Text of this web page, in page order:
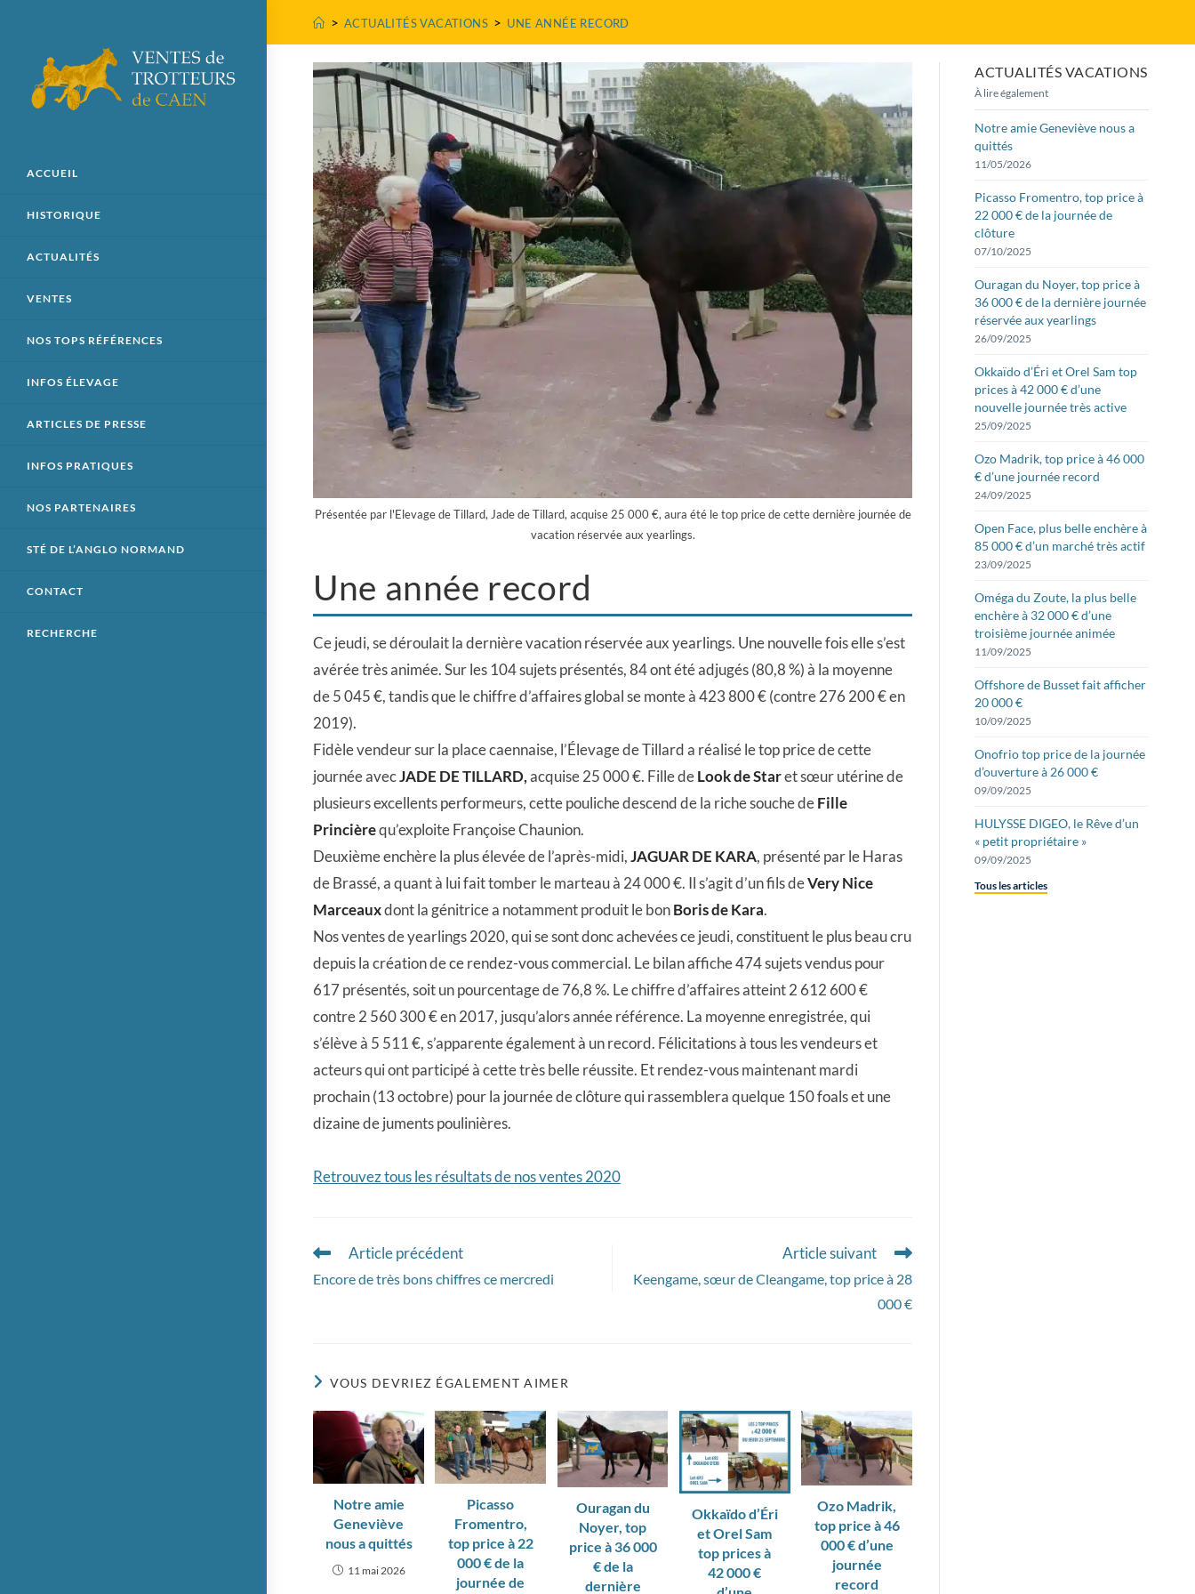
ACCUEIL
HISTORIQUE
ACTUALITÉS
VENTES
NOS TOPS RÉFÉRENCES
INFOS ÉLEVAGE
ARTICLES DE PRESSE
INFOS PRATIQUES
NOS PARTENAIRES
STÉ DE L’ANGLO NORMAND
CONTACT
RECHERCHE
> ACTUALITÉS VACATIONS > UNE ANNÉE RECORD
Présentée par l'Elevage de Tillard, Jade de Tillard, acquise 25 000 €, aura été le top price de cette dernière journée de
vacation réservée aux yearlings.
Une année record
Ce jeudi, se déroulait la dernière vacation réservée aux yearlings. Une nouvelle fois elle s’est
avérée très animée. Sur les 104 sujets présentés, 84 ont été adjugés (80,8 %) à la moyenne
de 5 045 €, tandis que le chiffre d’affaires global se monte à 423 800 € (contre 276 200 € en
2019).
Fidèle vendeur sur la place caennaise, l’Élevage de Tillard a réalisé le top price de cette
journée avecJADE DE TILLARD,acquise 25 000 €. Fille deLook de Staret sœur utérine de
plusieurs excellents performeurs, cette pouliche descend de la riche souche deFille
Princièrequ’exploite Françoise Chaunion.
Deuxième enchère la plus élevée de l’après-midi,JAGUAR DE KARA, présenté par le Haras
de Brassé, a quant à lui fait tomber le marteau à 24 000 €. Il s’agit d’un fils deVery Nice
Marceauxdont la génitrice a notamment produit le bonBoris de Kara.
Nos ventes de yearlings 2020, qui se sont donc achevées ce jeudi, constituent le plus beau cru
depuis la création de ce rendez-vous commercial. Le bilan affiche 474 sujets vendus pour
617 présentés, soit un pourcentage de 76,8 %. Le chiffre d’affaires atteint 2 612 600 €
contre 2 560 300 € en 2017, jusqu’alors année référence. La moyenne enregistrée, qui
s’élève à 5 511 €, s’apparente également à un record. Félicitations à tous les vendeurs et
acteurs qui ont participé à cette très belle réussite. Et rendez-vous maintenant mardi
prochain (13 octobre) pour la journée de clôture qui rassemblera quelque 150 foals et une
dizaine de juments poulinières.
Retrouvez tous les résultats de nos ventes 2020
Read
articles
Article précédent
Encore de très bons chiffres ce mercredi
Article suivant
Keengame, sœur de Cleangame, top price à 28
000 €
VOUS DEVRIEZ ÉGALEMENT AIMER
Notre amie
Geneviève
nous a quittés
11 mai 2026
Picasso
Fromentro,
top price à 22
000 € de la
journée de
Ouragan du
Noyer, top
price à 36 000
€ de la
dernière
Okkaïdo d’Éri
et Orel Sam
top prices à
42 000 €
Ozo Madrik,
top price à 46
000 € d’une
journée
record
ACTUALITÉS VACATIONS
À lire également
Notre amie Geneviève nous a
quittés
11/05/2026
Picasso Fromentro, top price à
22 000 € de la journée de
clôture
07/10/2025
Ouragan du Noyer, top price à
36 000 € de la dernière journée
réservée aux yearlings
26/09/2025
Okkaïdo d’Éri et Orel Sam top
prices à 42 000 € d’une
nouvelle journée très active
25/09/2025
Ozo Madrik, top price à 46 000
€ d’une journée record
24/09/2025
Open Face, plus belle enchère à
85 000 € d’un marché très actif
23/09/2025
Oméga du Zoute, la plus belle
enchère à 32 000 € d’une
troisième journée animée
11/09/2025
Offshore de Busset fait afficher
20 000 €
10/09/2025
Onofrio top price de la journée
d’ouverture à 26 000 €
09/09/2025
HULYSSE DIGEO, le Rêve d’un
« petit propriétaire »
09/09/2025
Tous les articles